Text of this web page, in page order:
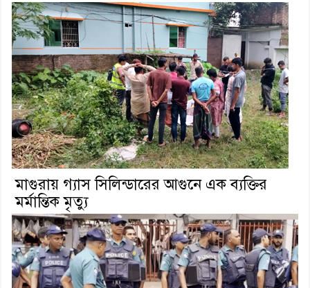
মাগুরায় গ্যাস সিলিন্ডারের আগুনে এক ব্যক্তির
মর্মান্তিক মৃত্যু